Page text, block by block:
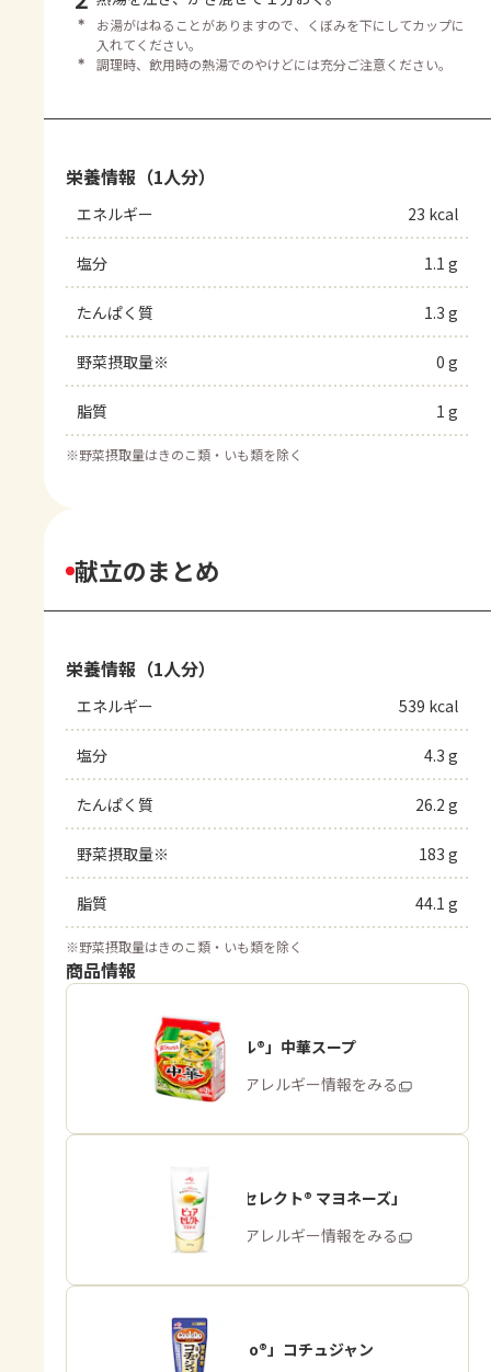
＊
お湯がはねることがありますので、くぼみを下にしてカップに
入れてください。
＊
調理時、飲用時の熱湯でのやけどには充分ご注意ください。
栄養情報（1人分）
エネルギー 23 kcal
塩分 1.1 g
たんぱく質 1.3 g
野菜摂取量※ 0 g
脂質 1 g
※野菜摂取量はきのこ類・いも類を除く
献立のまとめ
栄養情報（1人分）
エネルギー 539 kcal
塩分 4.3 g
たんぱく質 26.2 g
野菜摂取量※ 183 g
脂質 44.1 g
※野菜摂取量はきのこ類・いも類を除く
商品情報
「クノール®」中華スープ
商品・アレルギー情報をみる
「ピュアセレクト® マヨネーズ」
商品・アレルギー情報をみる
「Cook Do®」コチュジャン